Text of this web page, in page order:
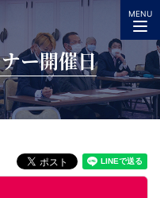
MENU
ー開催日